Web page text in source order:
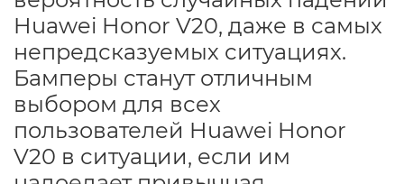
Huawei Honor V20, даже в самых
непредсказуемых ситуациях.
Бамперы станут отличным
выбором для всех
пользователей Huawei Honor
V20 в ситуации, если им